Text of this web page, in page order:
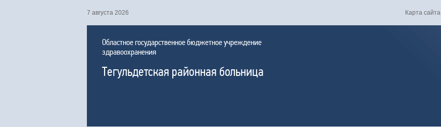
7 августа 2026 Карта сайта
Областное государственное бюджетное учреждение
здравоохранения
Тегульдетская районная больница